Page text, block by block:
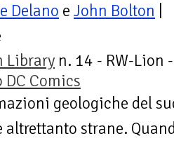
Delano e John Bolton
Library n. 14 - RW-Lion -
DC Comics
geologiche del
altrettanto strane.